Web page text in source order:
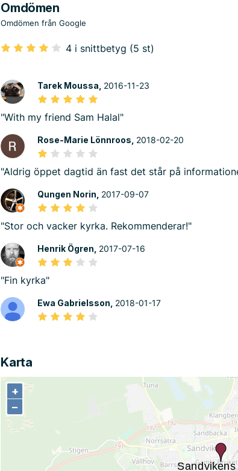
Omdömen
Omdömen från Google
4 i snittbetyg (5 st)
Tarek Moussa, 2016-11-23
"With my friend Sam Halal"
Rose-Marie Lönnroos, 2018-02-20
"Aldrig öppet dagtid än fast det står på
Qungen Norin, 2017-09-07
"Stor och vacker kyrka. Rekommenderar!"
Henrik Ögren, 2017-07-16
"Fin kyrka"
Ewa Gabrielsson, 2018-01-17
Karta
+
−
+
−